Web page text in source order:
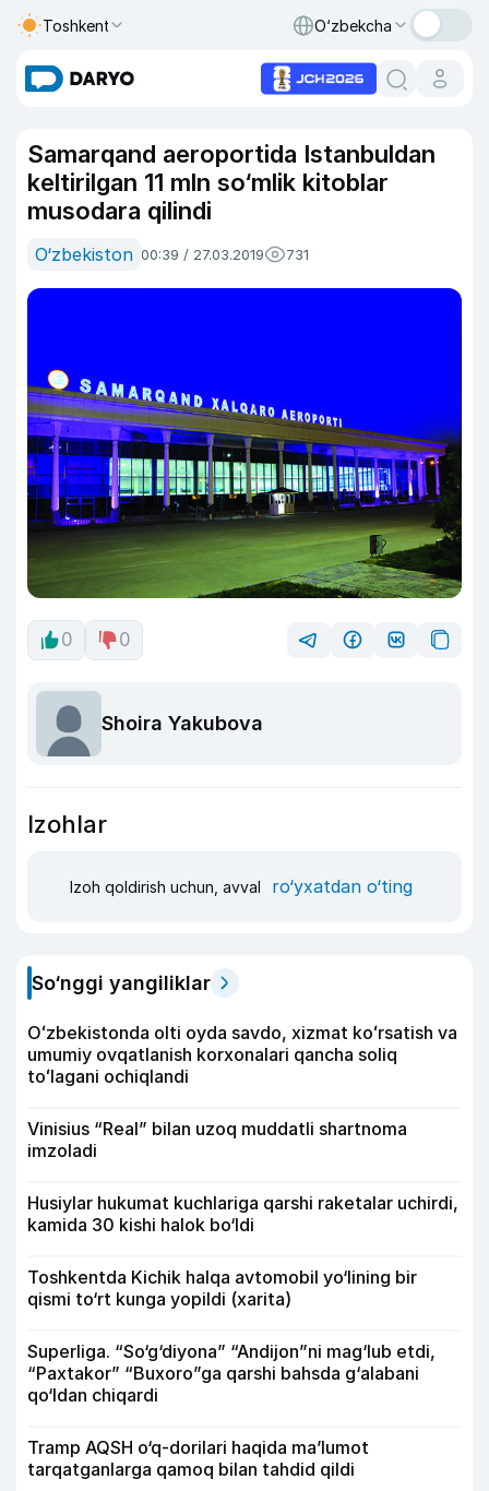
Toshkent O‘zbekcha
Samarqand aeroportida Istanbuldan
keltirilgan 11 mln so‘mlik kitoblar
musodara qilindi
O‘zbekiston 00:39 / 27.03.2019 731
0 0
Shoira Yakubova
Izohlar
Izoh qoldirish uchun, avval ro‘yxatdan o‘ting
So‘nggi yangiliklar
Oʻzbekistonda olti oyda savdo, xizmat koʻrsatish va
umumiy ovqatlanish korxonalari qancha soliq
toʻlagani ochiqlandi
Vinisius “Real” bilan uzoq muddatli shartnoma
imzoladi
Husiylar hukumat kuchlariga qarshi raketalar uchirdi,
kamida 30 kishi halok bo‘ldi
Toshkentda Kichik halqa avtomobil yo‘lining bir
qismi to‘rt kunga yopildi (xarita)
Superliga. “So‘g‘diyona” “Andijon”ni mag‘lub etdi,
“Paxtakor” “Buxoro”ga qarshi bahsda g‘alabani
qo‘ldan chiqardi
Tramp AQSH o‘q-dorilari haqida ma’lumot
tarqatganlarga qamoq bilan tahdid qildi